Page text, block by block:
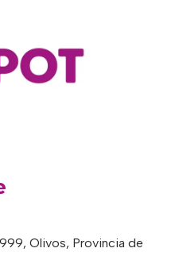
Olivos, Provincia de